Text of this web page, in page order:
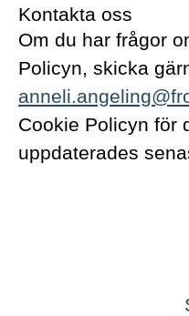
Kontakta oss
Om du har frågor
Policyn, skicka
Cookie Policyn för
uppdaterades